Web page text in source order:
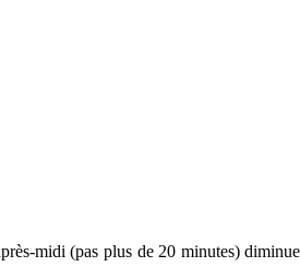
midi (pas plus de 20 minutes)